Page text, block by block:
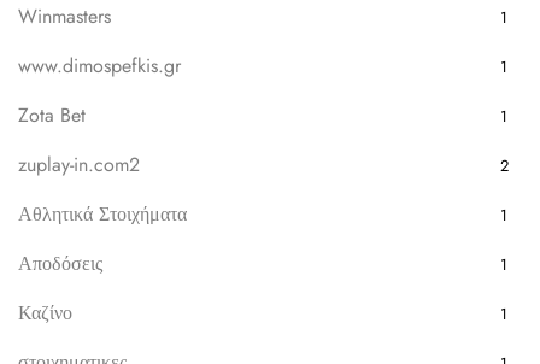
Winmasters 1
www.dimospefkis.gr 1
Zota Bet 1
zuplay-in.com2 2
Αθλητικά Στοιχήματα 1
Αποδόσεις 1
Καζίνο 1